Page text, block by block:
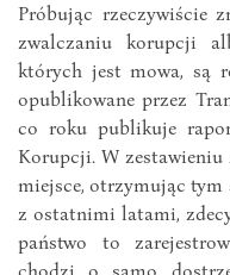
Próbując rzeczywiście
zwalczaniu korupcji
których jest mowa, są
opublikowane przez
co roku publikuje
Korupcji. W zestawieniu
miejsce, otrzymując tym
z ostatnimi latami,
państwo to